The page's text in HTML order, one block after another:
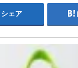
シェア